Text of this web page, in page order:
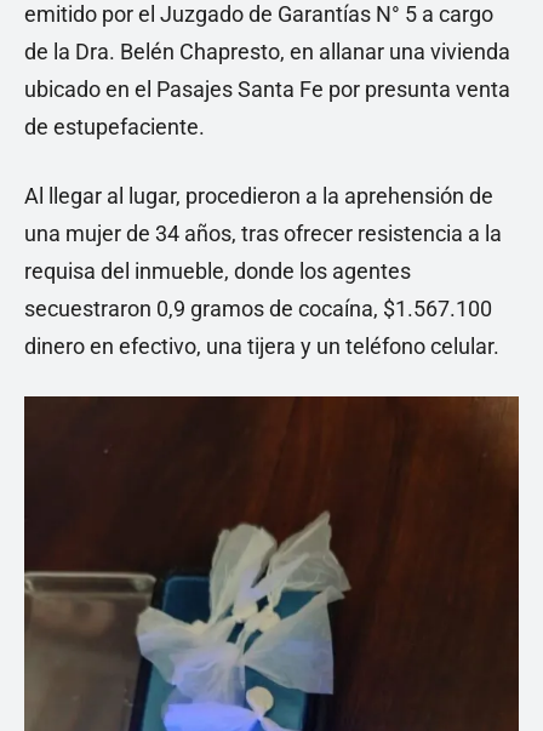
emitido por el Juzgado de Garantías N° 5 a cargo
de la Dra. Belén Chapresto, en allanar una vivienda
ubicado en el Pasajes Santa Fe por presunta venta
de estupefaciente.
Al llegar al lugar, procedieron a la aprehensión de
una mujer de 34 años, tras ofrecer resistencia a la
requisa del inmueble, donde los agentes
secuestraron 0,9 gramos de cocaína, $1.567.100
dinero en efectivo, una tijera y un teléfono celular.